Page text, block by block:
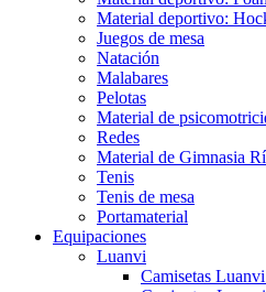
Material deportivo:
Juegos de mesa
Natación
Malabares
Pelotas
Material de
Redes
Material de Gimnasia
Tenis
Tenis de mesa
Portamaterial
Equipaciones
Luanvi
Camisetas